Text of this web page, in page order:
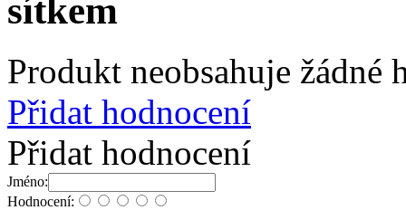
sítkem
Produkt neobsahuje žádné
Přidat hodnocení
Přidat hodnocení
Jméno:
Hodnocení: